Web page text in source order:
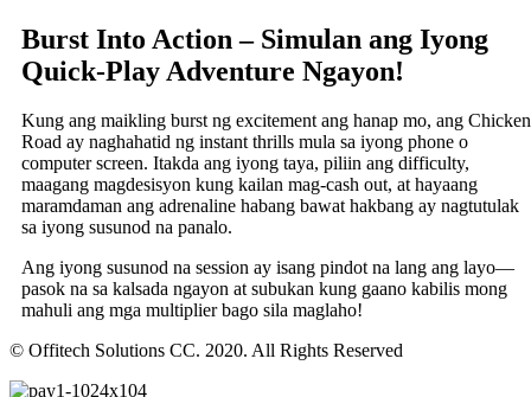
Burst Into Action – Simulan ang Iyong
Quick‑Play Adventure Ngayon!
Kung ang maikling burst ng excitement ang hanap mo, ang Chicken
Road ay naghahatid ng instant thrills mula sa iyong phone o
computer screen. Itakda ang iyong taya, piliin ang difficulty,
maagang magdesisyon kung kailan mag-cash out, at hayaang
maramdaman ang adrenaline habang bawat hakbang ay nagtutulak
sa iyong susunod na panalo.
Ang iyong susunod na session ay isang pindot na lang ang layo—
pasok na sa kalsada ngayon at subukan kung gaano kabilis mong
mahuli ang mga multiplier bago sila maglaho!
© Offitech Solutions CC. 2020. All Rights Reserved